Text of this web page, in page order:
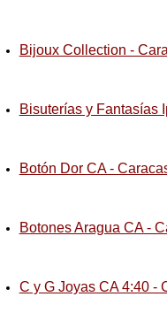
Bijoux Collection -
Bisuterías y Fantasías
Botón Dor CA -
Botones Aragua CA -
C y G Joyas CA 4:40 -